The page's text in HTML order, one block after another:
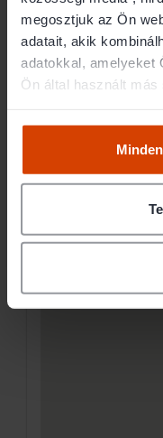
megosztjuk az Ön
adatait, akik
adatokkal, amelyeket
Ön által használt más
2700 Cegléd Déllő
Ügyfélfogadás